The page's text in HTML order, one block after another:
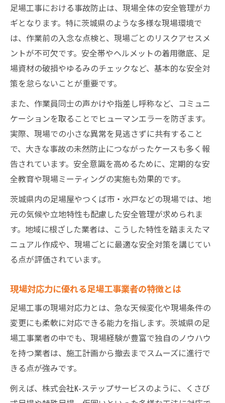
足場工事における事故防止は、現場全体の安全管理がカ
ギとなります。特に茨城県のような多様な現場環境で
は、作業前の入念な点検と、現場ごとのリスクアセスメ
ントが不可欠です。安全帯やヘルメットの着用徹底、足
場資材の破損やゆるみのチェックなど、基本的な安全対
策を怠らないことが重要です。
また、作業員同士の声かけや指差し呼称など、コミュニ
ケーションを取ることでヒューマンエラーを防ぎます。
実際、現場での小さな異常を見逃さずに共有すること
で、大きな事故の未然防止につながったケースも多く報
告されています。安全意識を高めるために、定期的な安
全教育や現場ミーティングの実施も効果的です。
茨城県内の足場屋やつくば市・水戸などの現場では、地
元の気候や立地特性も配慮した安全管理が求められま
す。地域に根ざした業者は、こうした特性を踏まえたマ
ニュアル作成や、現場ごとに最適な安全対策を講じてい
る点が評価されています。
現場対応力に優れる足場工事業者の特徴とは
足場工事の現場対応力とは、急な天候変化や現場条件の
変更にも柔軟に対応できる能力を指します。茨城県の足
場工事業者の中でも、現場経験が豊富で独自のノウハウ
を持つ業者は、施工計画から撤去までスムーズに進行で
きる点が強みです。
例えば、株式会社K-ステップサービスのように、くさび